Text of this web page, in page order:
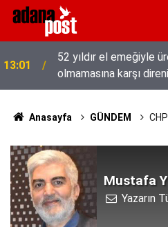
13:01
52 yıldır el emeğiyle
olmamasına karşı
Anasayfa GÜNDEM
Mustafa
Yazarın